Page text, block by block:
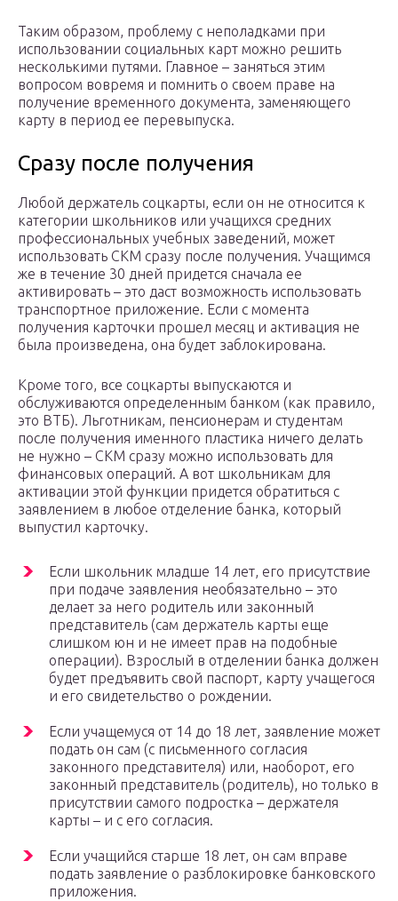
Таким образом, проблему с неполадками при
использовании социальных карт можно решить
несколькими путями. Главное – заняться этим
вопросом вовремя и помнить о своем праве на
получение временного документа, заменяющего
карту в период ее перевыпуска.
Сразу после получения
Любой держатель соцкарты, если он не относится к
категории школьников или учащихся средних
профессиональных учебных заведений, может
использовать СКМ сразу после получения. Учащимся
же в течение 30 дней придется сначала ее
активировать – это даст возможность использовать
транспортное приложение. Если с момента
получения карточки прошел месяц и активация не
была произведена, она будет заблокирована.
Кроме того, все соцкарты выпускаются и
обслуживаются определенным банком (как правило,
это ВТБ). Льготникам, пенсионерам и студентам
после получения именного пластика ничего делать
не нужно – СКМ сразу можно использовать для
финансовых операций. А вот школьникам для
активации этой функции придется обратиться с
заявлением в любое отделение банка, который
выпустил карточку.
Если школьник младше 14 лет, его присутствие
при подаче заявления необязательно – это
делает за него родитель или законный
представитель (сам держатель карты еще
слишком юн и не имеет прав на подобные
операции). Взрослый в отделении банка должен
будет предъявить свой паспорт, карту учащегося
и его свидетельство о рождении.
Если учащемуся от 14 до 18 лет, заявление может
подать он сам (с письменного согласия
законного представителя) или, наоборот, его
законный представитель (родитель), но только в
присутствии самого подростка – держателя
карты – и с его согласия.
Если учащийся старше 18 лет, он сам вправе
подать заявление о разблокировке банковского
приложения.